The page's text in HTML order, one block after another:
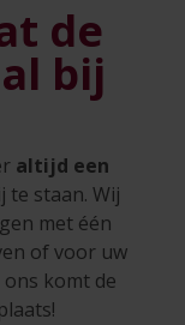
de
bij
altijd een
te staan. Wij
met één
of voor uw
komt de